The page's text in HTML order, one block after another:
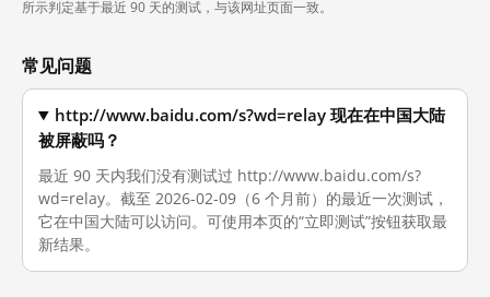
所示判定基于最近 90 天的测试，与该网址页面一致。
常见问题
http://www.baidu.com/s?wd=relay 现在在中国大陆
被屏蔽吗？
最近 90 天内我们没有测试过 http://www.baidu.com/s?
wd=relay。截至 2026-02-09（6 个月前）的最近一次测试，
它在中国大陆可以访问。可使用本页的“立即测试”按钮获取最
新结果。